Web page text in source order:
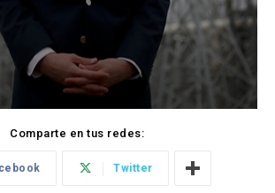
Comparte en tus redes:
Twitter